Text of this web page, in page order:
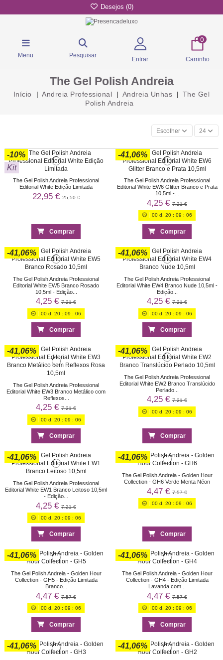
Desejos (0)
Menu Pesquisar
Entrar
0
Carrinho
The Gel Polish Andreia
Início Andreia Professional Andreia Unhas
The Gel
Polish Andreia
Escolher 24
-10%
Kit
The Gel Polish Andreia Professional
Editorial White Edição Limitada
22,95 €25,50 €
Comprar
-41,06%
The Gel Polish Andreia Professional
Editorial White EW6 Glitter Branco e Prata
10,5ml -...
4,25 € 7,21 €
00d. 20: 09 : 06
Comprar
-41,06%
The Gel Polish Andreia Professional
Editorial White EW5 Branco Rosado
10,5ml - Edição...
4,25 € 7,21 €
00d. 20: 09 : 06
Comprar
-41,06%
The Gel Polish Andreia Professional
Editorial White EW4 Branco Nude 10,5ml -
Edição...
4,25 € 7,21 €
00d. 20: 09 : 06
Comprar
-41,06%
The Gel Polish Andreia Professional
Editorial White EW3 Branco Metálico com
Reflexos...
4,25 € 7,21 €
00d. 20: 09 : 06
Comprar
-41,06%
The Gel Polish Andreia Professional
Editorial White EW2 Branco Translúcido
Perlado...
4,25 € 7,21 €
00d. 20: 09 : 06
Comprar
-41,06%
The Gel Polish Andreia Professional
Editorial White EW1 Branco Leitoso 10,5ml
- Edição...
4,25 € 7,21 €
00d. 20: 09 : 06
Comprar
-41,06%
The Gel Polish Andreia - Golden Hour
Collection - GH6 Verde Menta Néon
4,47 € 7,57 €
00d. 20: 09 : 06
Comprar
-41,06%
The Gel Polish Andreia - Golden Hour
Collection - GH5 - Edição Limitada
Branco...
4,47 € 7,57 €
00d. 20: 09 : 06
Comprar
-41,06%
The Gel Polish Andreia - Golden Hour
Collection - GH4 - Edição Limitada
Lavanda com...
4,47 € 7,57 €
00d. 20: 09 : 06
Comprar
-41,06% -41,06%